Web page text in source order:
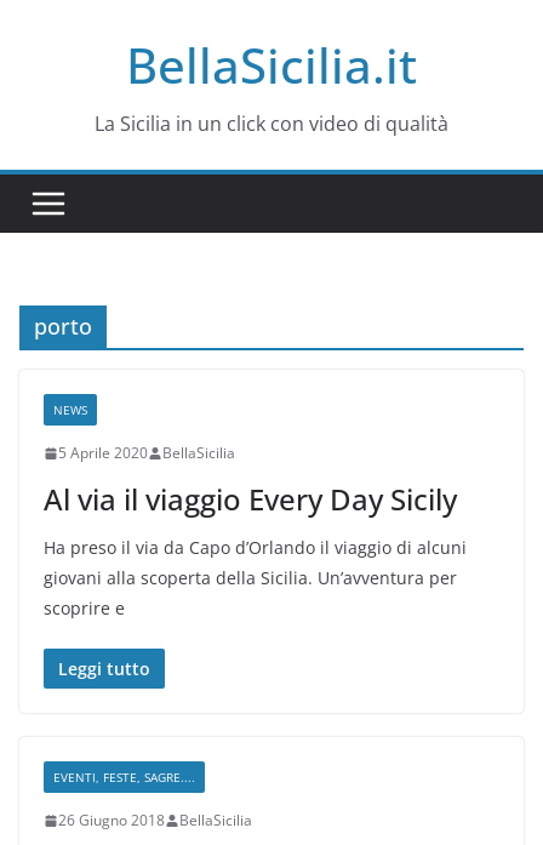
BellaSicilia.it
La Sicilia in un click con video di qualità
porto
NEWS
5 Aprile 2020 BellaSicilia
Al via il viaggio Every Day Sicily
Ha preso il via da Capo d’Orlando il viaggio di alcuni
giovani alla scoperta della Sicilia. Un’avventura per
scoprire e
Leggi tutto
EVENTI, FESTE, SAGRE....
26 Giugno 2018 BellaSicilia